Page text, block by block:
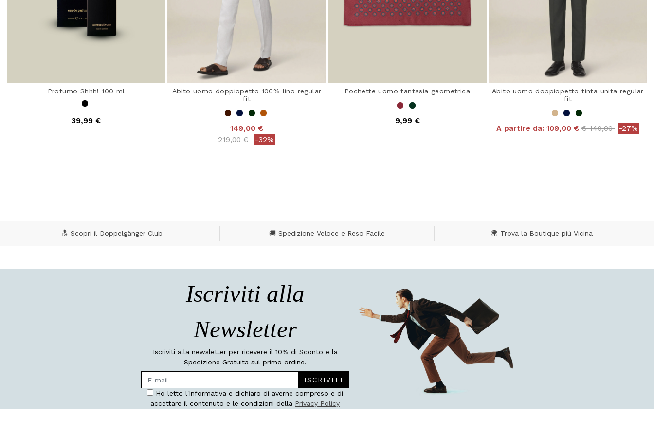
Profumo Shhh! 100 ml
39,99 €
Abito uomo doppiopetto 100% lino regular
fit
149,00 €
Price reduced from
219,00 €to-32%
Pochette uomo fantasia geometrica
9,99 €
Abito uomo doppiopetto tinta unita regular
fit
A partire da: 109,00 € Price reduced from
€ 149,00to-27%
🔝 Scopri il Doppelgänger Club 🚚 Spedizione Veloce e Reso Facile 🌍 Trova la Boutique più Vicina
Iscriviti alla
Newsletter
Iscriviti alla newsletter per ricevere il 10% di Sconto e la
Spedizione Gratuita sul primo ordine.
ISCRIVITI
Ho letto l'Informativa e dichiaro di averne compreso e di
accettare il contenuto e le condizioni della Privacy Policy